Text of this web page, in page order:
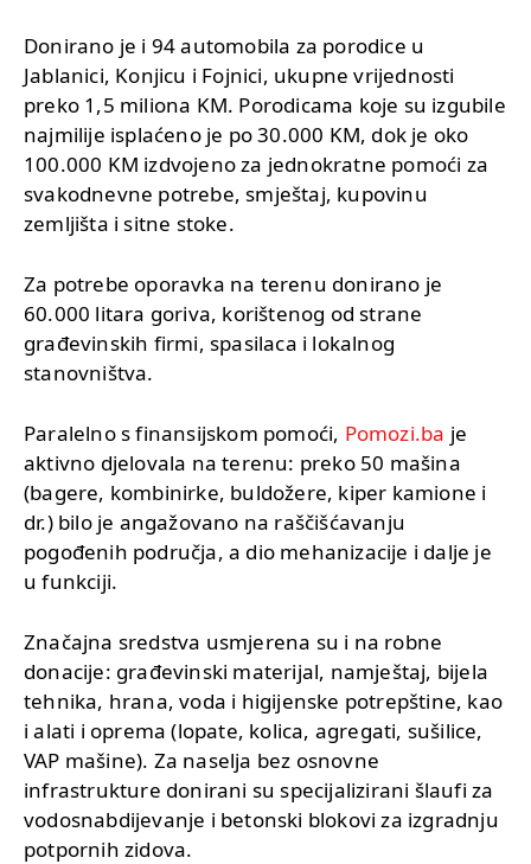
Donirano je i 94 automobila za porodice u
Jablanici, Konjicu i Fojnici, ukupne vrijednosti
preko 1,5 miliona KM. Porodicama koje su izgubile
najmilije isplaćeno je po 30.000 KM, dok je oko
100.000 KM izdvojeno za jednokratne pomoći za
svakodnevne potrebe, smještaj, kupovinu
zemljišta i sitne stoke.
Za potrebe oporavka na terenu donirano je
60.000 litara goriva, korištenog od strane
građevinskih firmi, spasilaca i lokalnog
stanovništva.
Paralelno s finansijskom pomoći, Pomozi.ba je
aktivno djelovala na terenu: preko 50 mašina
(bagere, kombinirke, buldožere, kiper kamione i
dr.) bilo je angažovano na raščišćavanju
pogođenih područja, a dio mehanizacije i dalje je
u funkciji.
Značajna sredstva usmjerena su i na robne
donacije: građevinski materijal, namještaj, bijela
tehnika, hrana, voda i higijenske potrepštine, kao
i alati i oprema (lopate, kolica, agregati, sušilice,
VAP mašine). Za naselja bez osnovne
infrastrukture donirani su specijalizirani šlaufi za
vodosnabdijevanje i betonski blokovi za izgradnju
potpornih zidova.